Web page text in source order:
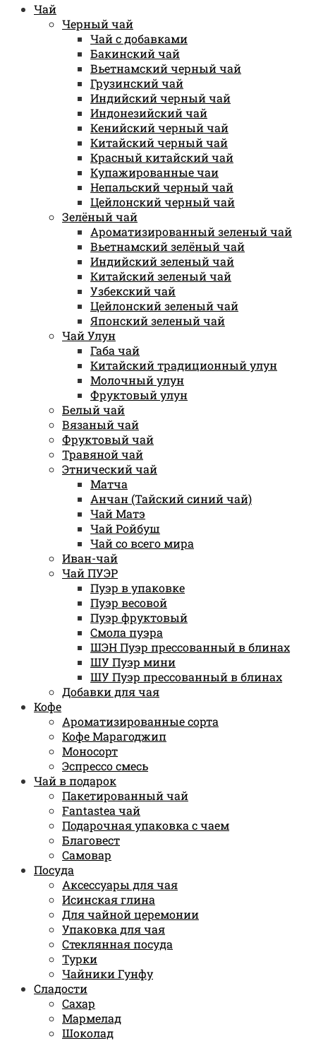
Чай
Черный чай
Чай с добавками
Бакинский чай
Вьетнамский черный чай
Грузинский чай
Индийский черный чай
Индонезийский чай
Кенийский черный чай
Китайский черный чай
Красный китайский чай
Купажированные чаи
Непальский черный чай
Цейлонский черный чай
Зелёный чай
Ароматизированный зеленый чай
Вьетнамский зелёный чай
Индийский зеленый чай
Китайский зеленый чай
Узбекский чай
Цейлонский зеленый чай
Японский зеленый чай
Чай Улун
Габа чай
Китайский традиционный улун
Молочный улун
Фруктовый улун
Белый чай
Вязаный чай
Фруктовый чай
Травяной чай
Этнический чай
Матча
Анчан (Тайский синий чай)
Чай Матэ
Чай Ройбуш
Чай со всего мира
Иван-чай
Чай ПУЭР
Пуэр в упаковке
Пуэр весовой
Пуэр фруктовый
Смола пуэра
ШЭН Пуэр прессованный в блинах
ШУ Пуэр мини
ШУ Пуэр прессованный в блинах
Добавки для чая
Кофе
Ароматизированные сорта
Кофе Марагоджип
Моносорт
Эспрессо смесь
Чай в подарок
Пакетированный чай
Fantastea чай
Подарочная упаковка с чаем
Благовест
Самовар
Посуда
Аксессуары для чая
Исинская глина
Для чайной церемонии
Упаковка для чая
Стеклянная посуда
Турки
Чайники Гунфу
Сладости
Сахар
Мармелад
Шоколад